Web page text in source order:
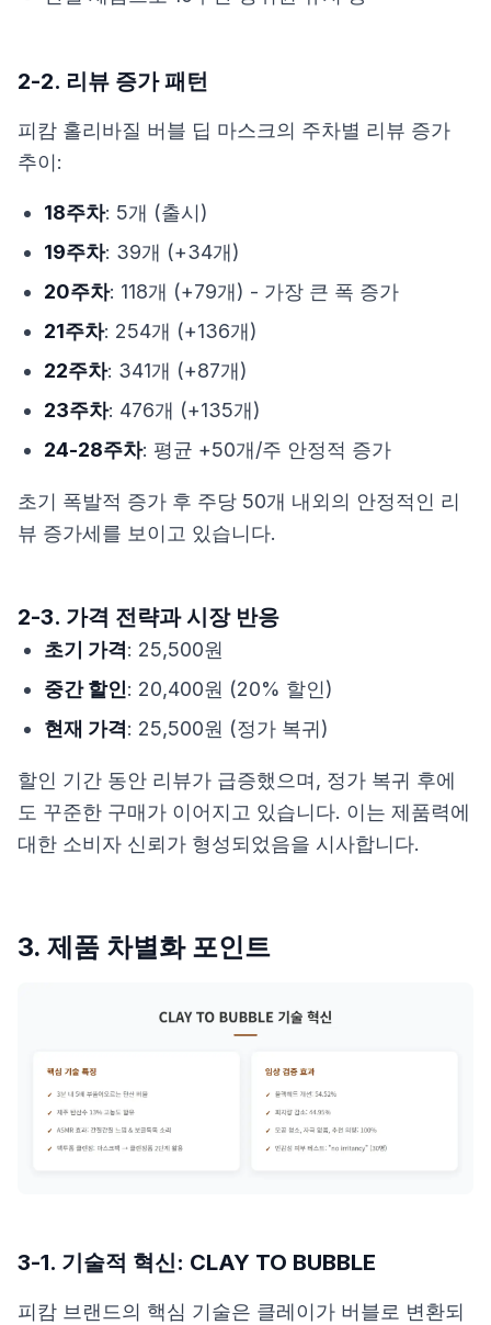
2-2. 리뷰 증가 패턴
피캄 홀리바질 버블 딥 마스크의 주차별 리뷰 증가
추이:
18주차: 5개 (출시)
19주차: 39개 (+34개)
20주차: 118개 (+79개) - 가장 큰 폭 증가
21주차: 254개 (+136개)
22주차: 341개 (+87개)
23주차: 476개 (+135개)
24-28주차: 평균 +50개/주 안정적 증가
초기 폭발적 증가 후 주당 50개 내외의 안정적인 리
뷰 증가세를 보이고 있습니다.
2-3. 가격 전략과 시장 반응
초기 가격: 25,500원
중간 할인: 20,400원 (20% 할인)
현재 가격: 25,500원 (정가 복귀)
할인 기간 동안 리뷰가 급증했으며, 정가 복귀 후에
도 꾸준한 구매가 이어지고 있습니다. 이는 제품력에
대한 소비자 신뢰가 형성되었음을 시사합니다.
3. 제품 차별화 포인트
3-1. 기술적 혁신: CLAY TO BUBBLE
피캄 브랜드의 핵심 기술은 클레이가 버블로 변환되